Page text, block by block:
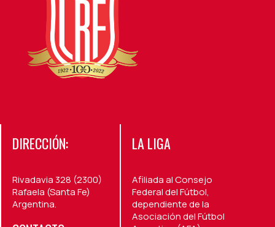
DIRECCIÓN:
Rivadavia 328 (2300)
Rafaela (Santa Fe)
Argentina.
LA LIGA
Afiliada al Consejo
Federal del Fútbol,
dependiente de la
Asociación del Fútbol